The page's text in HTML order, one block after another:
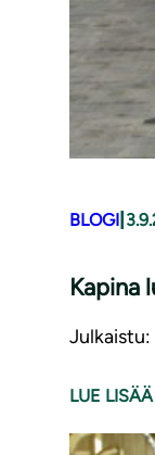
BLOGI
Kapina
LUE LISÄÄ